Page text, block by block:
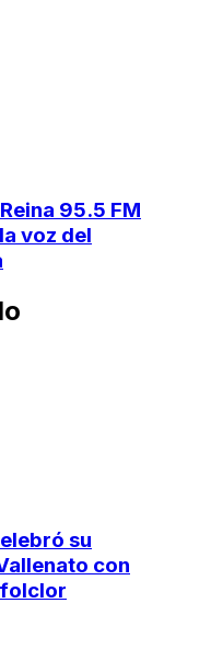
95.5 FM
voz del
su
con
folclor